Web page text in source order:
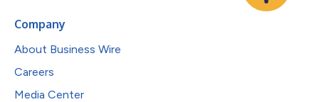
Company
About Business Wire
Careers
Media Center